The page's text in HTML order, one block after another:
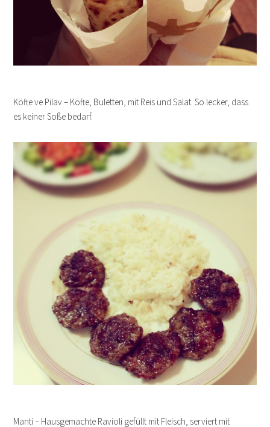
Köfte ve Pilav – Köfte, Buletten, mit Reis und Salat. So lecker, dass
es keiner Soße bedarf.
Manti – Hausgemachte Ravioli gefüllt mit Fleisch, serviert mit